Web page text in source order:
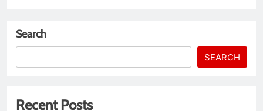
Search
SEARCH
Recent Posts